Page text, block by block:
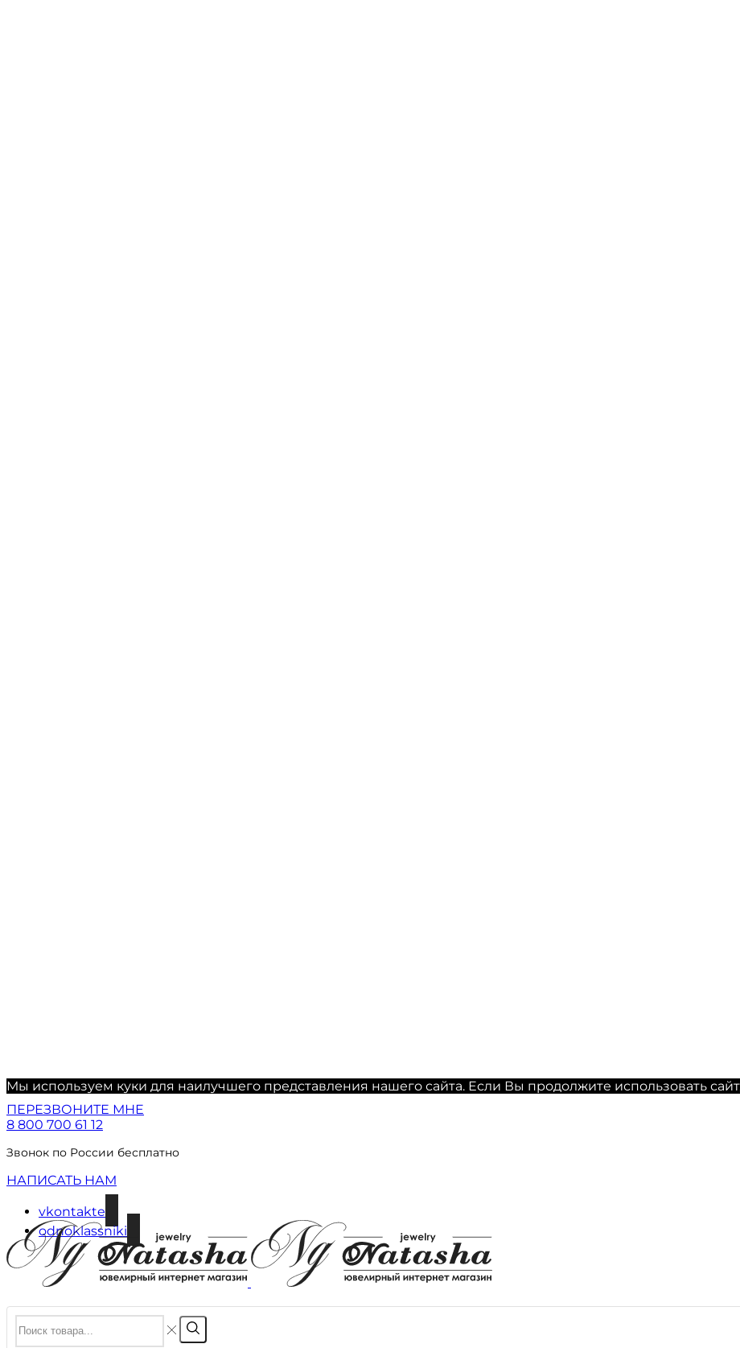
Мы используем куки для наилучшего представления нашего сайта. Если Вы продолжите использовать
ПЕРЕЗВОНИТЕ МНЕ
8 800 700 61 12
Звонок по России бесплатно
НАПИСАТЬ НАМ
vkontakte
odnoklassniki